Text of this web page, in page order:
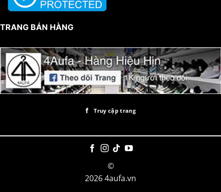
TRANG BÁN HÀNG
Truy cập trang
©
2026 4aufa.vn